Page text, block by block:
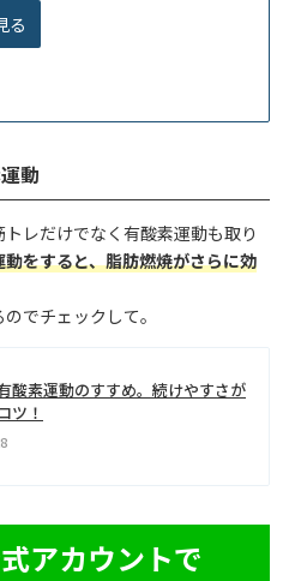
る
動
レだけでなく有酸素運動も取り
をすると、脂肪燃焼がさらに効
でチェックして。
酸素運動のすすめ。続けやすさが
ツ！
アカウントで